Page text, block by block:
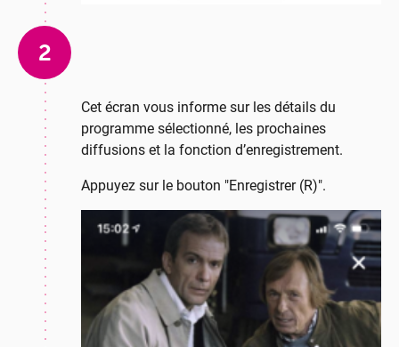
2
Cet écran vous informe sur les détails du
programme sélectionné, les prochaines
diffusions et la fonction d’enregistrement.
Appuyez sur le bouton "Enregistrer (R)".